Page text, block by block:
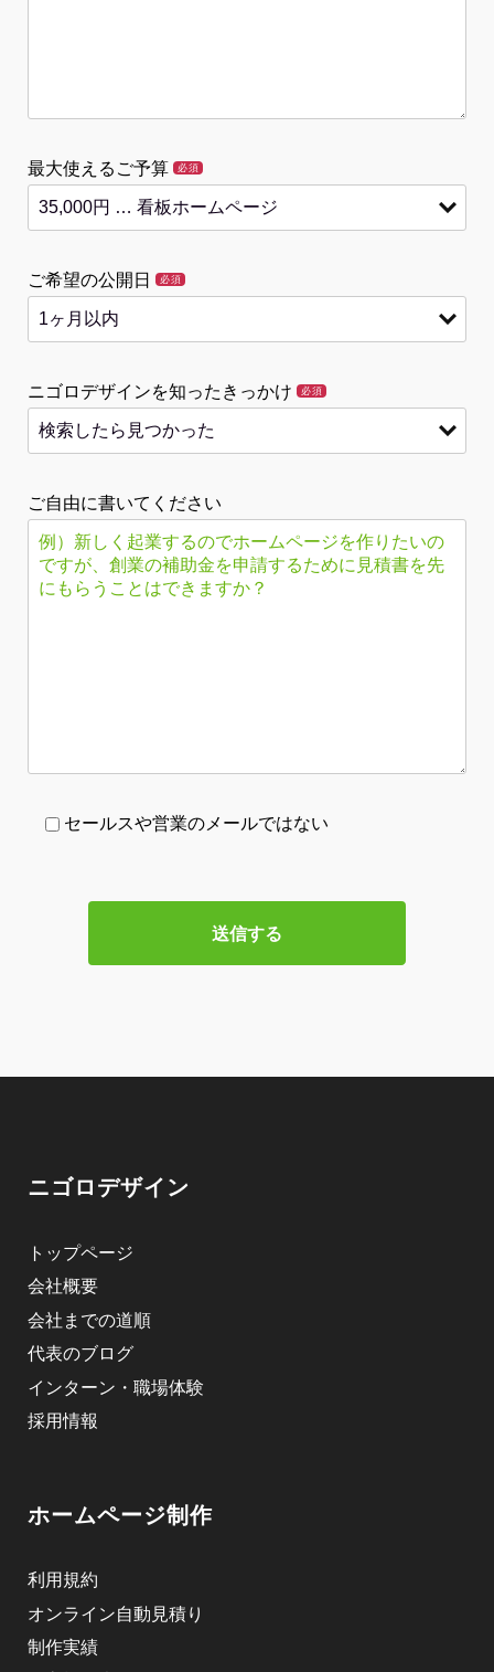
最大使えるご予算 必須
ご希望の公開日 必須
ニゴロデザインを知ったきっかけ 必須
ご自由に書いてください
セールスや営業のメールではない
ニゴロデザイン
トップページ
会社概要
会社までの道順
代表のブログ
インターン・職場体験
採用情報
ホームページ制作
利用規約
オンライン自動見積り
制作実績